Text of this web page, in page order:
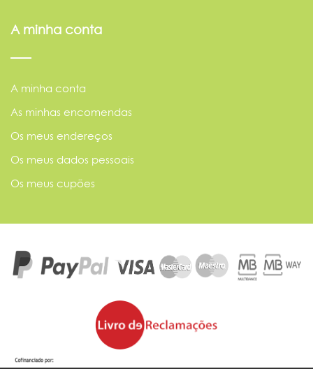
A minha conta
A minha conta
As minhas encomendas
Os meus endereços
Os meus dados pessoais
Os meus cupões